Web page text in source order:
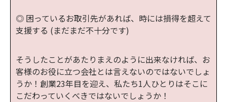
◎ 困っているお取引先があれば、時には損得を超えて
支援する (まだまだ不十分です)
そうしたことがあたりまえのように出来なければ、お
客様のお役に立つ会社とは言えないのではないでしょ
うか！創業23年目を迎え、私たち1人ひとりはそこに
こだわっていくべきではないでしょうか！